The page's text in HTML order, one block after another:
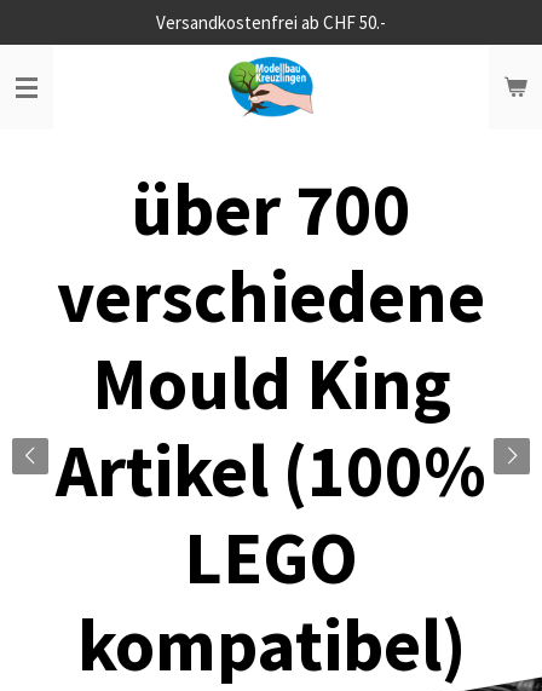
Hauptinhalt
springen
Versandkostenfrei ab CHF 50.-
über 700
verschiedene
Mould King
Artikel (100%
LEGO
kompatibel)